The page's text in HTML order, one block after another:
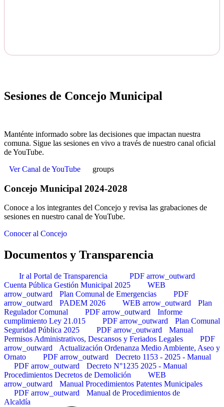
Sesiones de Concejo Municipal
Manténte informado sobre las decisiones que impactan nuestra
comuna. Sigue las sesiones en vivo a través de nuestro canal oficial
de YouTube.
Ver Canal de YouTube
groups
Concejo Municipal 2024-2028
Conoce a los integrantes del Concejo y revisa las grabaciones de
sesiones en nuestro canal de YouTube.
Conocer al Concejo
Documentos y Transparencia
Ir al Portal de Transparencia PDF arrow_outward
Cuenta Pública Gestión Municipal 2025
WEB
arrow_outward
Plan Comunal de Emergencias
PDF
arrow_outward
PADEM 2026 WEB arrow_outward
Plan
Regulador Comunal
PDF arrow_outward
Informe
cumplimiento Ley 21.015
PDF arrow_outward
Plan Comunal
Seguridad Pública 2025
PDF arrow_outward
Manual
Permisos Administrativos, Descansos y Feriados Legales
PDF
arrow_outward
Actualización Ordenanza Medio Ambiente, Aseo y
Ornato
PDF arrow_outward
Decreto 1153 - 2025 - Manual
PDF arrow_outward
Decreto N°1235 2025 - Manual
Procedimientos Decretos de Demolición
WEB
arrow_outward
Manual Procedimientos Patentes Municipales
PDF arrow_outward
Manual de Procedimientos de
Alcaldía